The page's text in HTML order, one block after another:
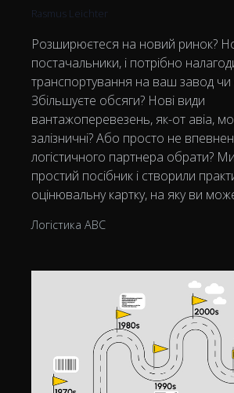
Rasmus Leichter
Розширюєтеся на новий ринок?
постачальники, і потрібно
транспортування на ваш завод чи
Збільшуєте обсяги? Нові види
вантажоперевезень, як-от авіа,
залізничні? Або просто не
логістичного партнера обрати?
простий посібник і створили
оцінювальну картку, на яку ви
Логістика ABC